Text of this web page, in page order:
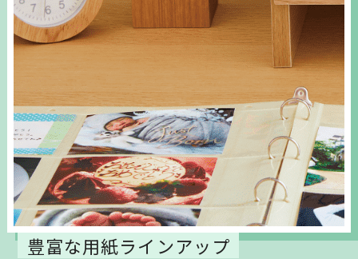
豊富な用紙ラインアップ